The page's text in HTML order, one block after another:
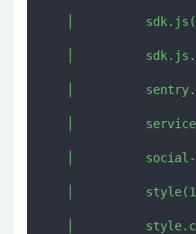
│
│
│
│
│
│
│